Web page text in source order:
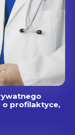
o profilaktyce,